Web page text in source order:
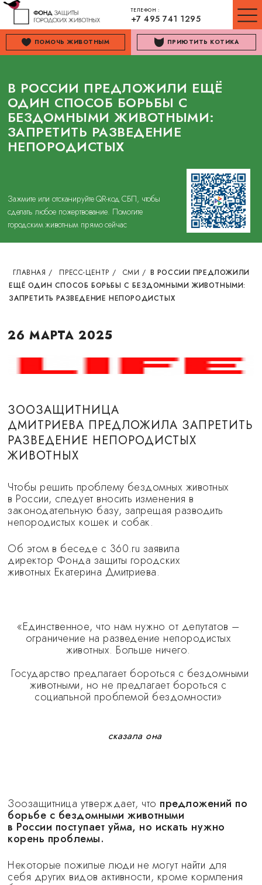
ТЕЛЕФОН :
+7 495 741 1295
ПОМОЧЬ ЖИВОТНЫМ ПРИЮТИТЬ КОТИКА
В РОССИИ ПРЕДЛОЖИЛИ ЕЩЁ
ОДИН СПОСОБ БОРЬБЫ С
БЕЗДОМНЫМИ ЖИВОТНЫМИ:
ЗАПРЕТИТЬ РАЗВЕДЕНИЕ
НЕПОРОДИСТЫХ
Зажмите или отсканируйте QR-код СБП, чтобы
сделать любое пожертвование. Помогите
городским животным прямо сейчас
ГЛАВНАЯ / ПРЕСС-ЦЕНТР / СМИ / В РОССИИ ПРЕДЛОЖИЛИ
ЕЩЁ ОДИН СПОСОБ БОРЬБЫ С БЕЗДОМНЫМИ ЖИВОТНЫМИ:
ЗАПРЕТИТЬ РАЗВЕДЕНИЕ НЕПОРОДИСТЫХ
26 МАРТА 2025
ЗООЗАЩИТНИЦА
ДМИТРИЕВА ПРЕДЛОЖИЛА ЗАПРЕТИТЬ
РАЗВЕДЕНИЕ НЕПОРОДИСТЫХ
ЖИВОТНЫХ
Чтобы решить проблему бездомных животных
в России, следует вносить изменения в
законодательную базу, запрещая разводить
непородистых кошек и собак.
Об этом в беседе с 360.ru заявила
директор Фонда защиты городских
животных Екатерина Дмитриева.
«Единственное, что нам нужно от депутатов –
ограничение на разведение непородистых
животных. Больше ничего.
Государство предлагает бороться с бездомными
животными, но не предлагает бороться с
социальной проблемой бездомности»
сказала она
Зоозащитница утверждает, что предложений по
борьбе с бездомными животными
в России поступает уйма, но искать нужно
корень проблемы.
Некоторые пожилые люди не могут найти для
себя других видов активности, кроме кормления